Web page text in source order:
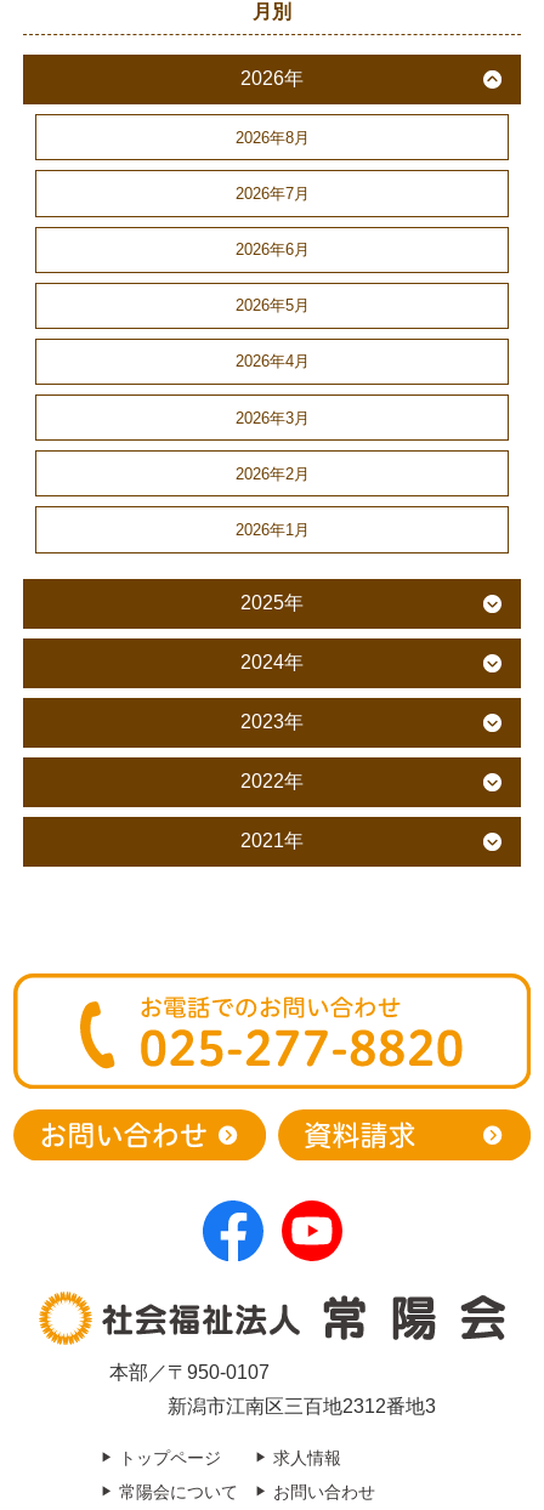
月別
2026年
2026年8月
2026年7月
2026年6月
2026年5月
2026年4月
2026年3月
2026年2月
2026年1月
2025年
2024年
2023年
2022年
2021年
本部／〒950-0107
新潟市江南区三百地2312番地3
トップページ
常陽会について
求人情報
お問い合わせ